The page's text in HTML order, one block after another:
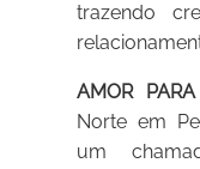
trazendo
AMOR PARA
Norte em
um